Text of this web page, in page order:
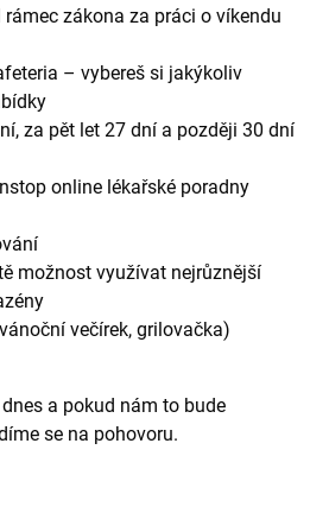
rámec zákona za práci o víkendu
– vybereš si jakýkoliv
za pět let 27 dní a později 30 dní
online lékařské poradny
možnost využívat nejrůznější
večírek, grilovačka)
a pokud nám to bude
se na pohovoru.